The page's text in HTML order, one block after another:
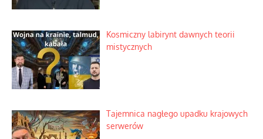
Kosmiczny labirynt dawnych teorii
mistycznych
Tajemnica nagłego upadku krajowych
serwerów